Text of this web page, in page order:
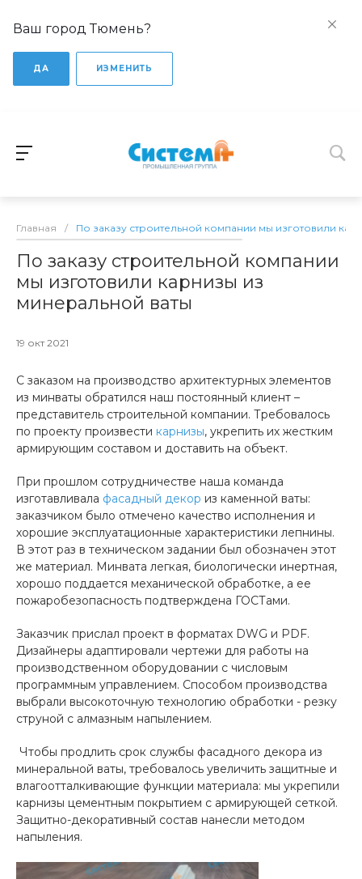
Ваш город Тюмень?
ДА ИЗМЕНИТЬ
Главная / По заказу строительной компании мы изготовили
По заказу строительной компании
мы изготовили карнизы из
минеральной ваты
19 окт 2021
С заказом на производство архитектурных элементов
из минваты обратился наш постоянный клиент –
представитель строительной компании. Требовалось
по проекту произвести карнизы, укрепить их жестким
армирующим составом и доставить на объект.
При прошлом сотрудничестве наша команда
изготавливала фасадный декор из каменной ваты:
заказчиком было отмечено качество исполнения и
хорошие эксплуатационные характеристики лепнины.
В этот раз в техническом задании был обозначен этот
же материал. Минвата легкая, биологически инертная,
хорошо поддается механической обработке, а ее
пожаробезопасность подтверждена ГОСТами.
Заказчик прислал проект в форматах DWG и PDF.
Дизайнеры адаптировали чертежи для работы на
производственном оборудовании с числовым
программным управлением. Способом производства
выбрали высокоточную технологию обработки - резку
струной с алмазным напылением.
Чтобы продлить срок службы фасадного декора из
минеральной ваты, требовалось увеличить защитные и
влагоотталкивающие функции материала: мы укрепили
карнизы цементным покрытием с армирующей сеткой.
Защитно-декоративный состав нанесли методом
напыления.